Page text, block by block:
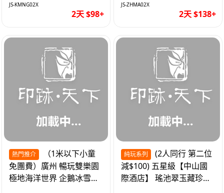
純玩2天
JS-KMNG02X
2天 $98+
JS-ZHMA02X
2天 $138+
熱門推介
免團費）廣州 暢玩雙樂園
極地海洋世界 企鵝冰雪世
純玩系列
減$100) 五星級【中山國
際酒店】 瑤池翠玉藏珍盅